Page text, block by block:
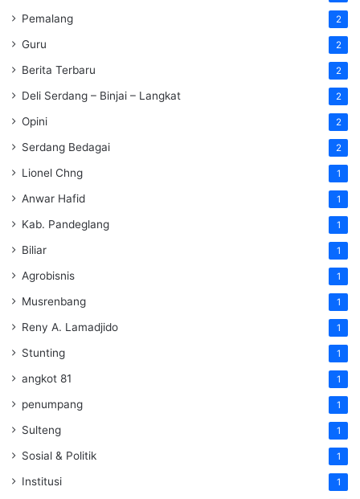
Pemalang 2
Guru 2
Berita Terbaru 2
Deli Serdang – Binjai – Langkat 2
Opini 2
Serdang Bedagai 2
Lionel Chng 1
Anwar Hafid 1
Kab. Pandeglang 1
Biliar 1
Agrobisnis 1
Musrenbang 1
Reny A. Lamadjido 1
Stunting 1
angkot 81 1
penumpang 1
Sulteng 1
Sosial & Politik 1
Institusi 1